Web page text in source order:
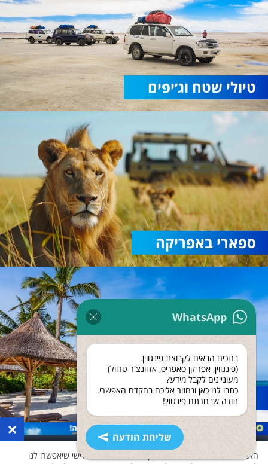
WhatsApp
ברוכים הבאים לקבוצת פינגווין.
(פינגווין, אפריקן סאפריס, אדוונצ'ר טרוול)
מעוניינים לקבל מידע?
כתבו לנו כאן ונחזור אליכם בהקדם האפשרי.
תודה שבחרתם פינגווין!
שליחת הודעה
טיולי שטח וג׳יפים
ספארי באפריקה
נופש בזנזיבר
×
האתר שלנו משתמש בעוגיות ואוסף נתונים גם לצד שלישי שיאפשרו לנו